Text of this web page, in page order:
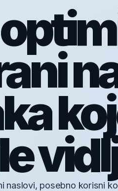
naslovi, posebno korisni